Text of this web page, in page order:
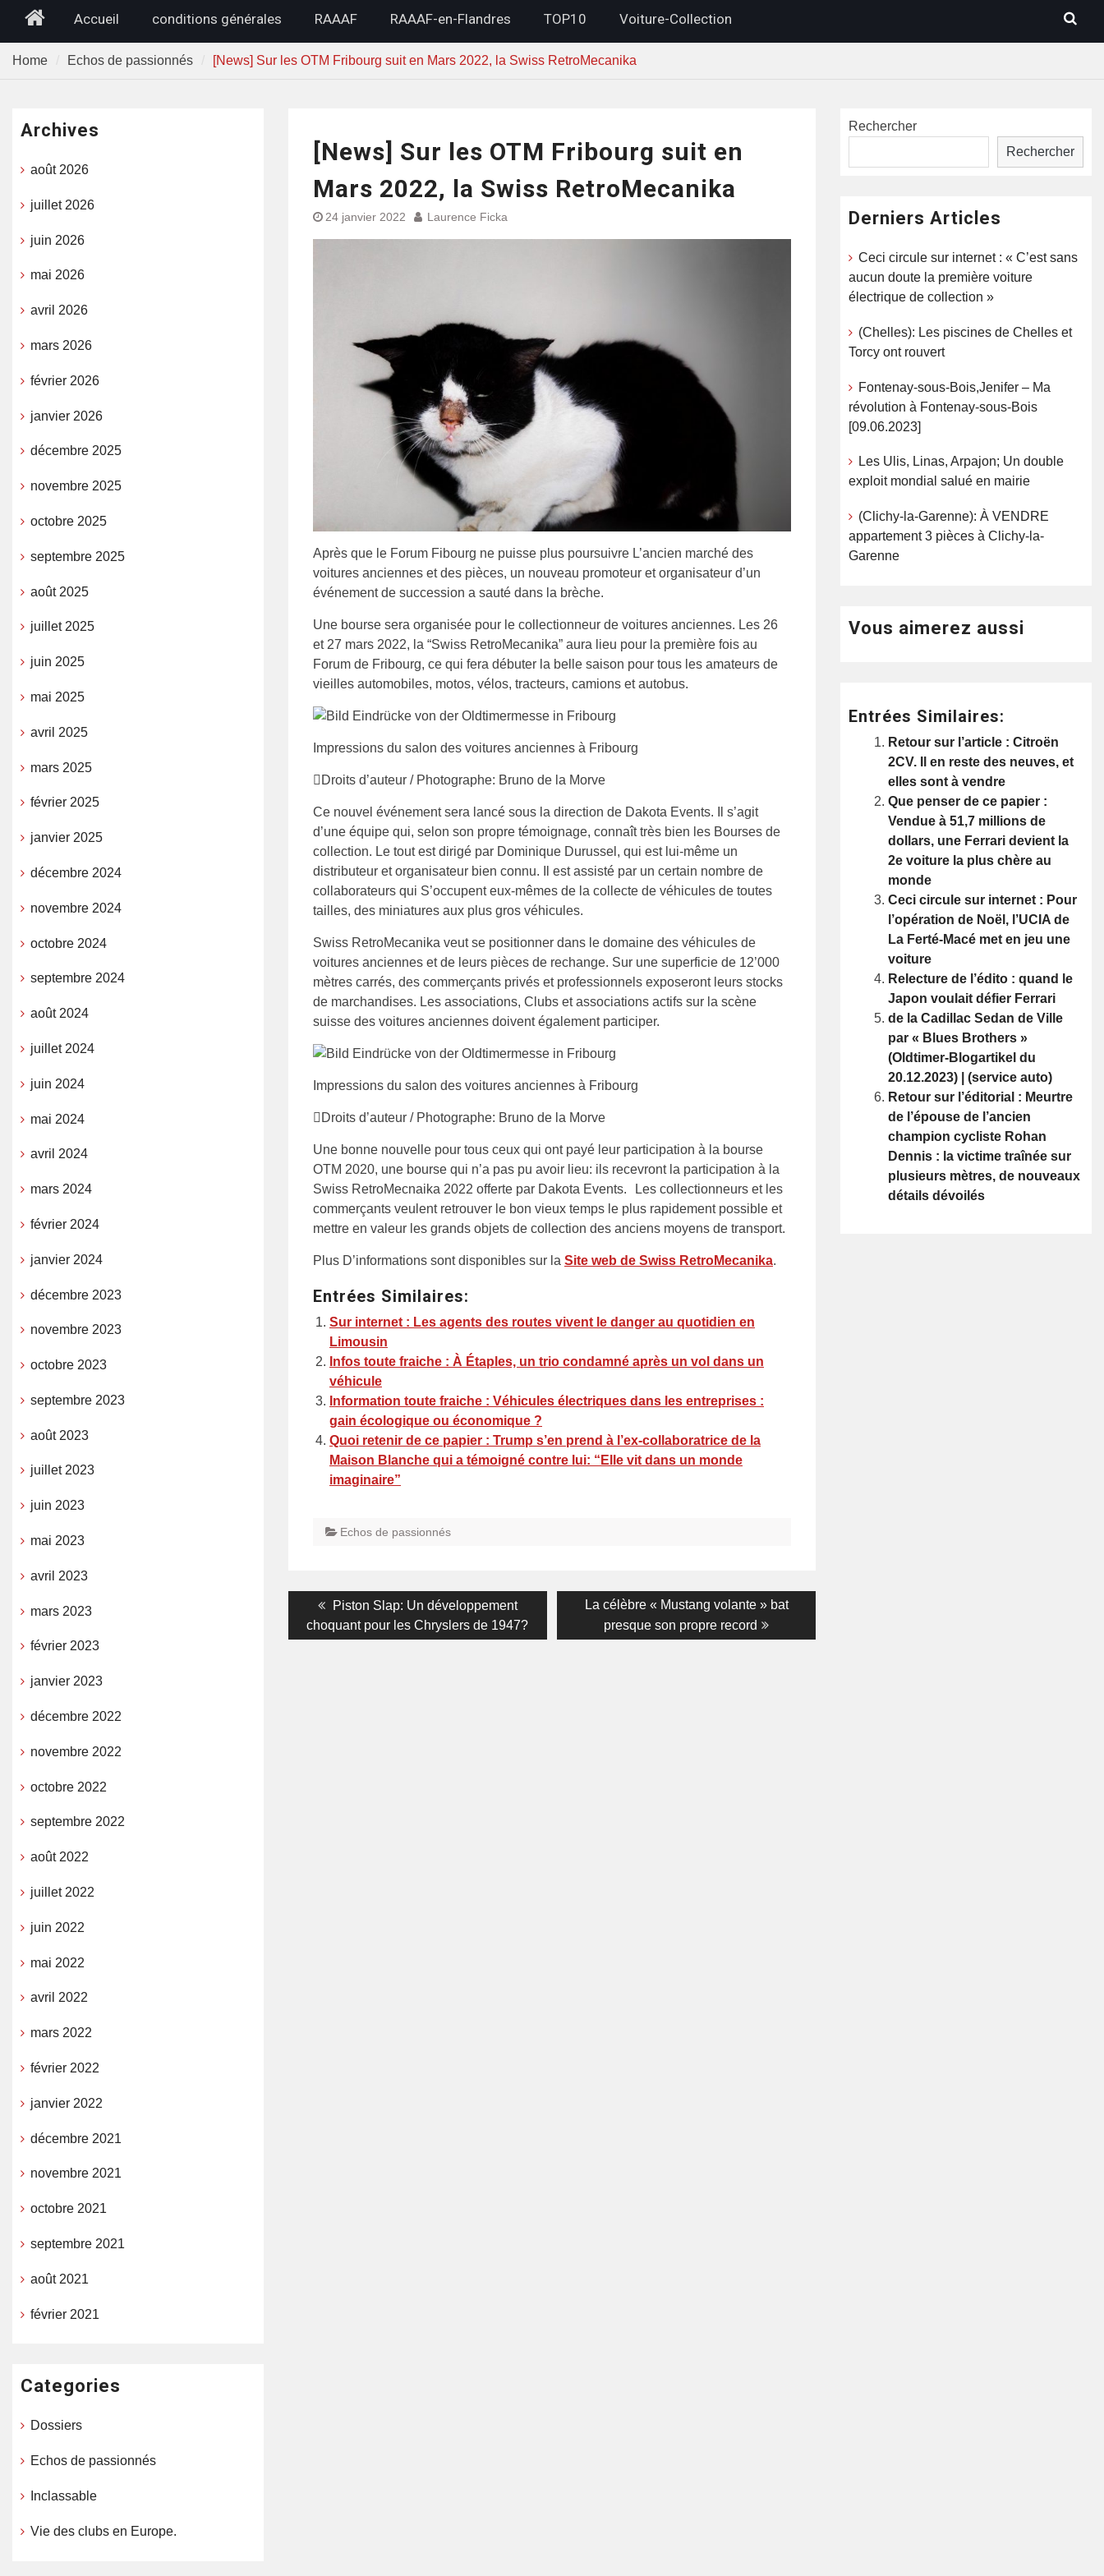
HomeAccueil conditions générales RAAAF RAAAF-en-Flandres TOP10 Voiture-Collection
Home Echos de passionnés [News] Sur les OTM Fribourg suit en Mars 2022, la Swiss RetroMecanika
[News] Sur les OTM Fribourg suit en
Mars 2022, la Swiss RetroMecanika
24 janvier 2022 Laurence Ficka
Après que le Forum Fibourg ne puisse plus poursuivre L’ancien marché des
voitures anciennes et des pièces, un nouveau promoteur et organisateur d’un
événement de succession a sauté dans la brèche.
Une bourse sera organisée pour le collectionneur de voitures anciennes. Les 26
et 27 mars 2022, la “Swiss RetroMecanika” aura lieu pour la première fois au
Forum de Fribourg, ce qui fera débuter la belle saison pour tous les amateurs de
vieilles automobiles, motos, vélos, tracteurs, camions et autobus.
Impressions du salon des voitures anciennes à Fribourg
Droits d’auteur / Photographe: Bruno de la Morve
Ce nouvel événement sera lancé sous la direction de Dakota Events. Il s’agit
d’une équipe qui, selon son propre témoignage, connaît très bien les Bourses de
collection. Le tout est dirigé par Dominique Durussel, qui est lui-même un
distributeur et organisateur bien connu. Il est assisté par un certain nombre de
collaborateurs qui S’occupent eux-mêmes de la collecte de véhicules de toutes
tailles, des miniatures aux plus gros véhicules.
Swiss RetroMecanika veut se positionner dans le domaine des véhicules de
voitures anciennes et de leurs pièces de rechange. Sur une superficie de 12’000
mètres carrés, des commerçants privés et professionnels exposeront leurs stocks
de marchandises. Les associations, Clubs et associations actifs sur la scène
suisse des voitures anciennes doivent également participer.
Impressions du salon des voitures anciennes à Fribourg
Droits d’auteur / Photographe: Bruno de la Morve
Une bonne nouvelle pour tous ceux qui ont payé leur participation à la bourse
OTM 2020, une bourse qui n’a pas pu avoir lieu: ils recevront la participation à la
Swiss RetroMecnaika 2022 offerte par Dakota Events. Les collectionneurs et les
commerçants veulent retrouver le bon vieux temps le plus rapidement possible et
mettre en valeur les grands objets de collection des anciens moyens de transport.
Plus D’informations sont disponibles sur la Site web de Swiss RetroMecanika.
Entrées Similaires:
Sur internet : Les agents des routes vivent le danger au quotidien en
Limousin
Infos toute fraiche : À Étaples, un trio condamné après un vol dans un
véhicule
Information toute fraiche : Véhicules électriques dans les entreprises :
gain écologique ou économique ?
Quoi retenir de ce papier : Trump s’en prend à l’ex-collaboratrice de la
Maison Blanche qui a témoigné contre lui: “Elle vit dans un monde
imaginaire”
Echos de passionnés
Navigation
de
Previous
post:
Piston Slap: Un développement
choquant pour les Chryslers de 1947?
Next
post:
La célèbre « Mustang volante » bat
presque son propre record
Rechercher
Rechercher
Derniers Articles
Ceci circule sur internet : « C’est sans
aucun doute la première voiture
électrique de collection »
(Chelles): Les piscines de Chelles et
Torcy ont rouvert
Fontenay-sous-Bois,Jenifer – Ma
révolution à Fontenay-sous-Bois
[09.06.2023]
Les Ulis, Linas, Arpajon; Un double
exploit mondial salué en mairie
(Clichy-la-Garenne): À VENDRE
appartement 3 pièces à Clichy-la-
Garenne
Vous aimerez aussi
Entrées Similaires:
Retour sur l’article : Citroën
2CV. Il en reste des neuves, et
elles sont à vendre
Que penser de ce papier :
Vendue à 51,7 millions de
dollars, une Ferrari devient la
2e voiture la plus chère au
monde
Ceci circule sur internet : Pour
l’opération de Noël, l’UCIA de
La Ferté-Macé met en jeu une
voiture
Relecture de l’édito : quand le
Japon voulait défier Ferrari
de la Cadillac Sedan de Ville
par « Blues Brothers »
(Oldtimer-Blogartikel du
20.12.2023) | (service auto)
Retour sur l’éditorial : Meurtre
de l’épouse de l’ancien
champion cycliste Rohan
Dennis : la victime traînée sur
plusieurs mètres, de nouveaux
détails dévoilés
Archives
août 2026
juillet 2026
juin 2026
mai 2026
avril 2026
mars 2026
février 2026
janvier 2026
décembre 2025
novembre 2025
octobre 2025
septembre 2025
août 2025
juillet 2025
juin 2025
mai 2025
avril 2025
mars 2025
février 2025
janvier 2025
décembre 2024
novembre 2024
octobre 2024
septembre 2024
août 2024
juillet 2024
juin 2024
mai 2024
avril 2024
mars 2024
février 2024
janvier 2024
décembre 2023
novembre 2023
octobre 2023
septembre 2023
août 2023
juillet 2023
juin 2023
mai 2023
avril 2023
mars 2023
février 2023
janvier 2023
décembre 2022
novembre 2022
octobre 2022
septembre 2022
août 2022
juillet 2022
juin 2022
mai 2022
avril 2022
mars 2022
février 2022
janvier 2022
décembre 2021
novembre 2021
octobre 2021
septembre 2021
août 2021
février 2021
Categories
Dossiers
Echos de passionnés
Inclassable
Vie des clubs en Europe.